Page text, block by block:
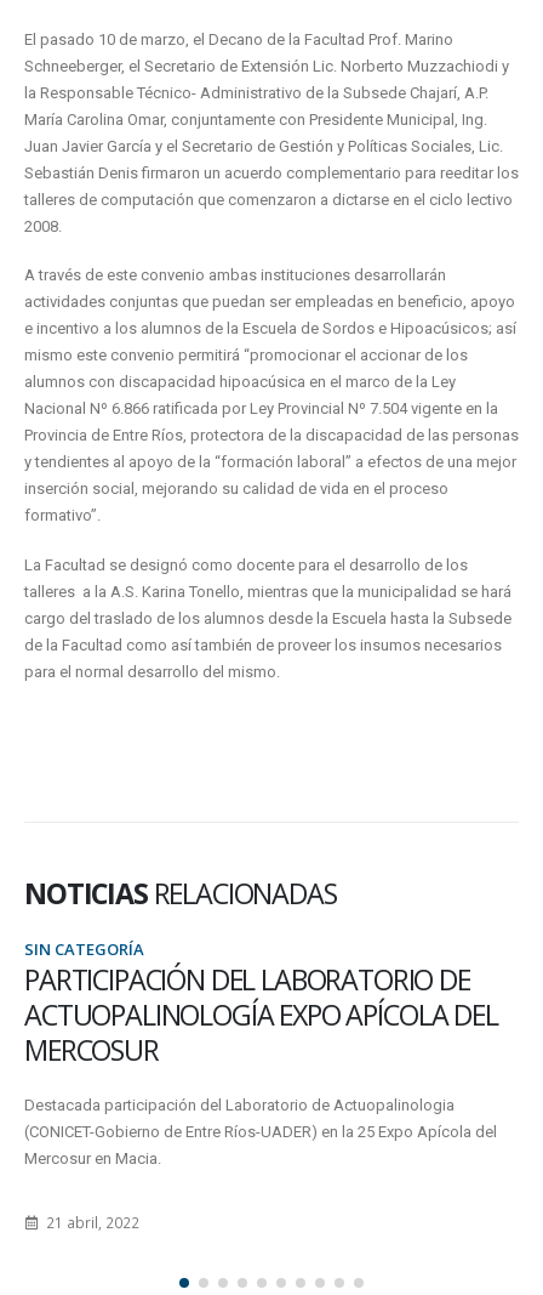
El pasado 10 de marzo, el Decano de la Facultad Prof. Marino
Schneeberger, el Secretario de Extensión Lic. Norberto Muzzachiodi y
la Responsable Técnico- Administrativo de la Subsede Chajarí, A.P.
María Carolina Omar, conjuntamente con Presidente Municipal, Ing.
Juan Javier García y el Secretario de Gestión y Políticas Sociales, Lic.
Sebastián Denis firmaron un acuerdo complementario para reeditar los
talleres de computación que comenzaron a dictarse en el ciclo lectivo
2008.
A través de este convenio ambas instituciones desarrollarán
actividades conjuntas que puedan ser empleadas en beneficio, apoyo
e incentivo a los alumnos de la Escuela de Sordos e Hipoacúsicos; así
mismo este convenio permitirá “promocionar el accionar de los
alumnos con discapacidad hipoacúsica en el marco de la Ley
Nacional Nº 6.866 ratificada por Ley Provincial Nº 7.504 vigente en la
Provincia de Entre Ríos, protectora de la discapacidad de las personas
y tendientes al apoyo de la “formación laboral” a efectos de una mejor
inserción social, mejorando su calidad de vida en el proceso
formativo”.
La Facultad se designó como docente para el desarrollo de los
talleres a la A.S. Karina Tonello, mientras que la municipalidad se hará
cargo del traslado de los alumnos desde la Escuela hasta la Subsede
de la Facultad como así también de proveer los insumos necesarios
para el normal desarrollo del mismo.
NOTICIAS RELACIONADAS
SIN CATEGORÍA
PROGRAMA DE EMPLEO INDEPENDIENTE :
PERFIL DE CAPACITADORES
Gestión y Transferencia Tecnológica dependiente de la Secretaría de
Extensión...